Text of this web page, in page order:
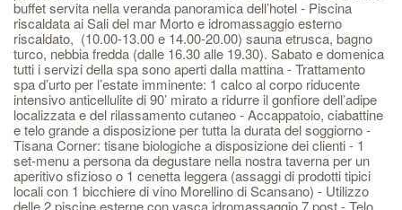
buffet servita nella veranda panoramica dell’hotel - Piscina
riscaldata ai Sali del mar Morto e idromassaggio esterno
riscaldato, (10.00-13.00 e 14.00-20.00) sauna etrusca, bagno
turco, nebbia fredda (dalle 16.30 alle 19.30). Sabato e domenica
tutti i servizi della spa sono aperti dalla mattina - Trattamento
spa d’urto per l’estate imminente: 1 calco al corpo riducente
intensivo anticellulite di 90’ mirato a ridurre il gonfiore dell’adipe
localizzata e del rilassamento cutaneo - Accappatoio, ciabattine
e telo grande a disposizione per tutta la durata del soggiorno -
Tisana Corner: tisane biologiche a disposizione dei clienti - 1
set-menu a persona da degustare nella nostra taverna per un
aperitivo sfizioso o 1 cenetta leggera (assaggi di prodotti tipici
locali con 1 bicchiere di vino Morellino di Scansano) - Utilizzo
delle 2 piscine esterne con vasca idromassaggio 7 post - Telo